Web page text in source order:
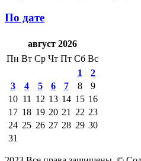
По дате
август 2026
Пн Вт Ср Чт Пт Сб Вс
1
2
3
4 5 6 7 8
9
10 11 12 13 14 15 16
17 18 19 20 21 22 23
24 25 26 27 28 29 30
31